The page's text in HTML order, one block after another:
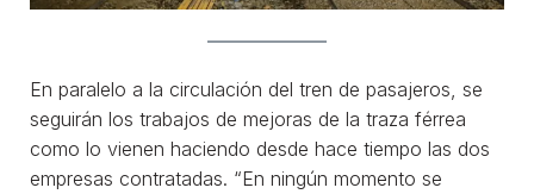
En paralelo a la circulación del tren de pasajeros, se
seguirán los trabajos de mejoras de la traza férrea
como lo vienen haciendo desde hace tiempo las dos
empresas contratadas. “En ningún momento se